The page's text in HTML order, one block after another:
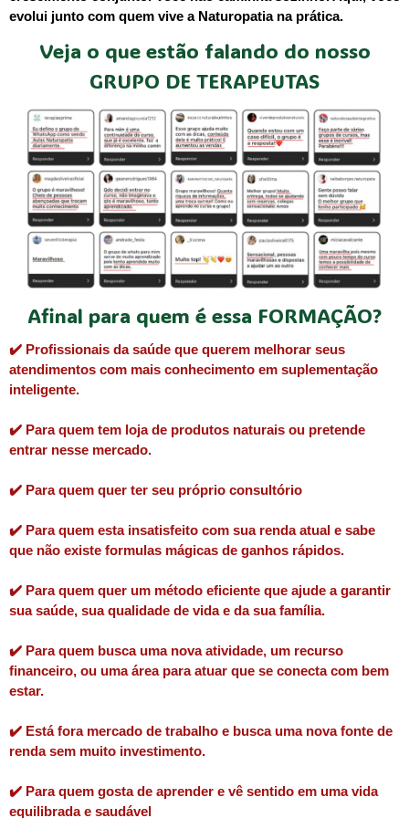
evolui junto com quem vive a Naturopatia na prática.
Veja o que estão falando do nosso
GRUPO DE TERAPEUTAS
Afinal para quem é essa FORMAÇÃO?
✔️ Profissionais da saúde que querem melhorar seus
atendimentos com mais conhecimento em suplementação
inteligente.
✔️ Para quem tem loja de produtos naturais ou pretende
entrar nesse mercado.
✔️ Para quem quer ter seu próprio consultório
✔️ Para quem esta insatisfeito com sua renda atual e sabe
que não existe formulas mágicas de ganhos rápidos.
✔️ Para quem quer um método eficiente que ajude a garantir
sua saúde, sua qualidade de vida e da sua família.
✔️ Para quem busca uma nova atividade, um recurso
financeiro, ou uma área para atuar que se conecta com bem
estar.
✔️ Está fora mercado de trabalho e busca uma nova fonte de
renda sem muito investimento.
✔️ Para quem gosta de aprender e vê sentido em uma vida
equilibrada e saudável